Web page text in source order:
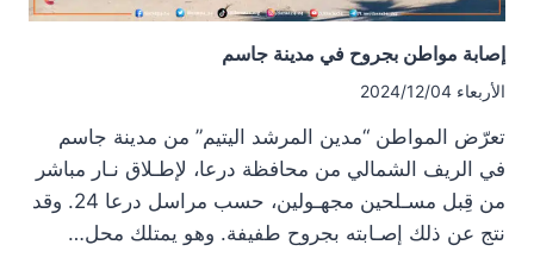
إصابة مواطن بجروح في مدينة جاسم
الأربعاء 2024/12/04
تعرّض المواطن “مدين المرشد اليتيم” من مدينة جاسم
في الريف الشمالي من محافظة درعا، لإطـلاق نـار مباشر
من قِبل مسـلحين مجهـولين، حسب مراسل درعا 24. وقد
نتج عن ذلك إصـابته بجروح طفيفة. وهو يمتلك محل…